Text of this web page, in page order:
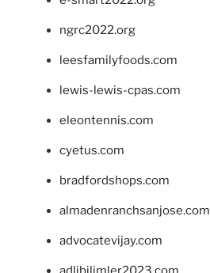
ngrc2022.org
leesfamilyfoods.com
lewis-lewis-cpas.com
eleontennis.com
cyetus.com
bradfordshops.com
almadenranchsanjose.com
advocatevijay.com